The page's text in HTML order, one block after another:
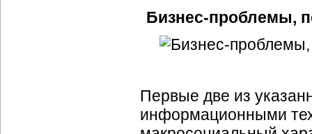
Бизнес-проблемы,
Первые две из
информационными